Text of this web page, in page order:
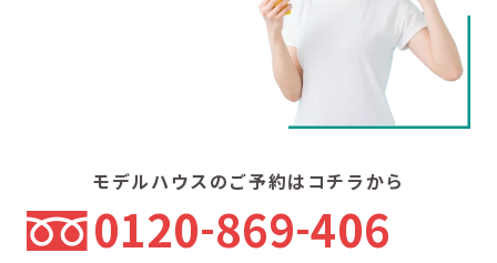
モデルハウスのご予約はコチラから
0120 869 406